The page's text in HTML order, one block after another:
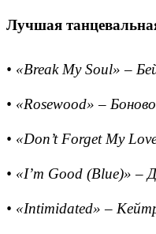
Лучшая
• «Break My Soul» –
• «Rosewood» – Боново
• «Don’t Forget My
• «I’m Good (Blue)» –
• «Intimidated» –